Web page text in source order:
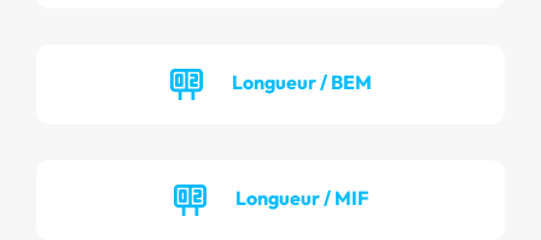
Longueur / BEM
Longueur / MIF